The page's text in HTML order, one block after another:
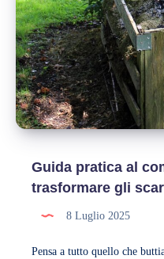
Guida pratica al
trasformare gli
8 Luglio 2025
Pensa a tutto quello che